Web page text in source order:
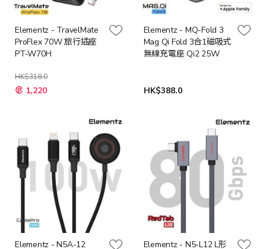
Elementz - TravelMate
ProFlex 70W 旅行插座
PT-W70H
HK$318.0
特
殊 1,220
Elementz - MQ-Fold 3
Mag Qi Fold 3合1磁吸式
無線充電座 Qi2 25W
HK$388.0
Elementz - N5A-12
Elementz - N5-L12 L形